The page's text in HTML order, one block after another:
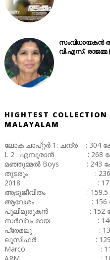
സംവിധായകൻ
വി.എസ്. രാജമ്മ
HIGHTEST
MALAYALAM
ലോക ചാപ്റ്റർ 1: ചന്ദ്ര : 304
L 2 : എമ്പുരാൻ : 268
മഞ്ഞുമ്മൽ Boys : 243
തുടരും : 236.5
2018 : 177.5
ആടുജീവിതം : 159.5
ആവേശം : 156
പുലിമുരുകൻ : 152
സർവ്വം മായ :
പ്രേമലു : 137
ലൂസിഫർ : 129.5
Marco : 110.5